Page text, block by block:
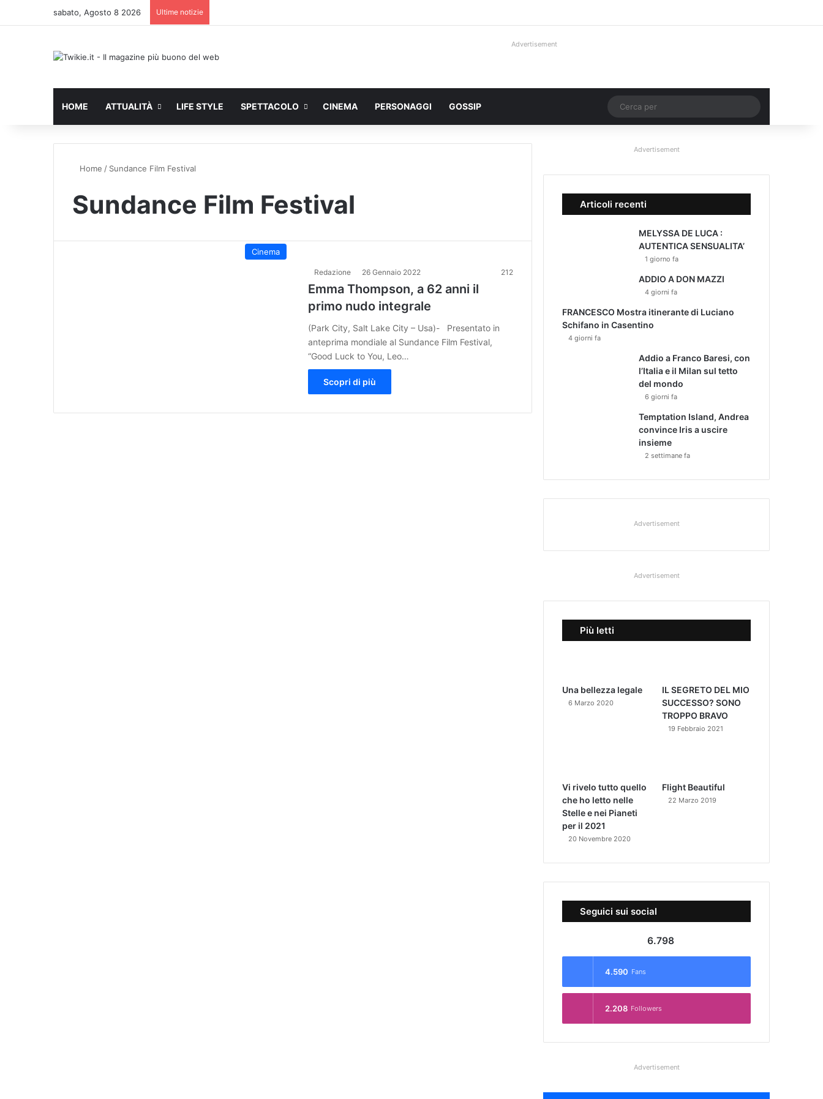
sabato, Agosto 8 2026 Ultime notizie
Advertisement
HOME ATTUALITÀ LIFE STYLE SPETTACOLO CINEMA PERSONAGGI GOSSIP Un articolo a caso
per
Home / Sundance Film Festival
Sundance Film Festival
Cinema
Redazione 26 Gennaio 2022 212
Emma Thompson, a 62 anni il
primo nudo integrale
(Park City, Salt Lake City – Usa)- Presentato in
anteprima mondiale al Sundance Film Festival,
“Good Luck to You, Leo…
Scopri di più
Advertisement
Articoli recenti
MELYSSA DE LUCA :
AUTENTICA SENSUALITA’
1 giorno fa
ADDIO A DON MAZZI
4 giorni fa
FRANCESCO Mostra itinerante di Luciano
Schifano in Casentino
4 giorni fa
Addio a Franco Baresi, con
l’Italia e il Milan sul tetto
del mondo
6 giorni fa
Temptation Island, Andrea
convince Iris a uscire
insieme
2 settimane fa
Advertisement
Advertisement
Più letti
Una bellezza legale
6 Marzo 2020
IL SEGRETO DEL MIO
SUCCESSO? SONO
TROPPO BRAVO
19 Febbraio 2021
Vi rivelo tutto quello
che ho letto nelle
Stelle e nei Pianeti
per il 2021
20 Novembre 2020
Flight Beautiful
22 Marzo 2019
Seguici sui social
6.798
4.590 Fans
2.208 Followers
Advertisement